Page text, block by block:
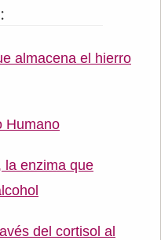
almacena el hierro
Humano
la enzima que
del cortisol al